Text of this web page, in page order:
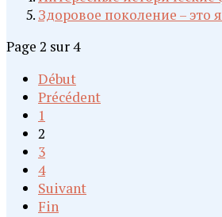
Здоровое поколение – это
Page 2 sur 4
Début
Précédent
1
2
3
4
Suivant
Fin